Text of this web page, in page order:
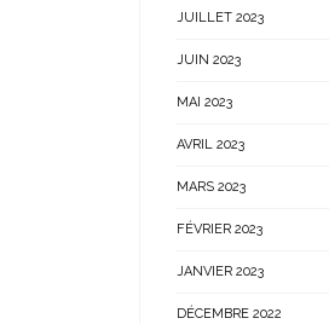
JUILLET 2023
JUIN 2023
MAI 2023
AVRIL 2023
MARS 2023
FÉVRIER 2023
JANVIER 2023
DÉCEMBRE 2022